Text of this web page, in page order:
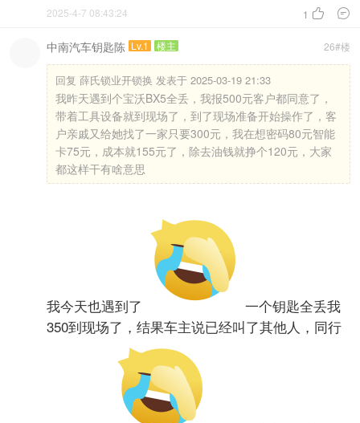
1  
2025-4-7 08:43:24
26#楼
中南汽车钥匙陈 Lv.1 楼主
回复 薛氏锁业开锁换 发表于 2025-03-19 21:33
我昨天遇到个宝沃BX5全丢，我报500元客户都同意了，
带着工具设备就到现场了，到了现场准备开始操作了，客
户亲戚又给她找了一家只要300元，我在想密码80元智能
卡75元，成本就155元了，除去油钱就挣个120元，大家
都这样干有啥意思
我今天也遇到了
一个钥匙全丢我
350到现场了，结果车主说已经叫了其他人，同行